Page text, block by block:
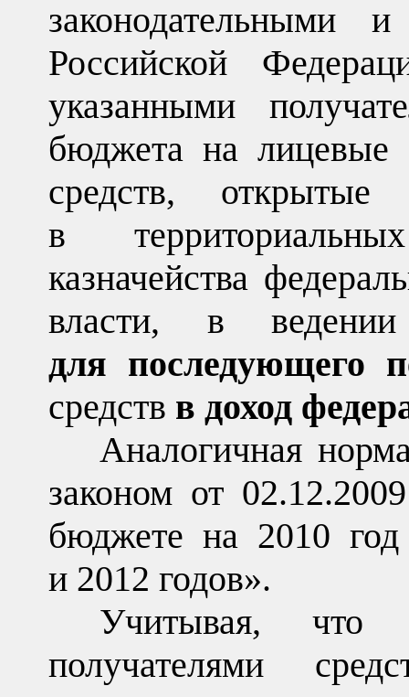
законодательными
Российской
указанными
бюджета на лицевые
средств,
в
казначейства
власти, в
для последующего
средств в доход
Аналогичная
законом от
бюджете на 2010
и 2012 годов».
Учитывая, что
получателями